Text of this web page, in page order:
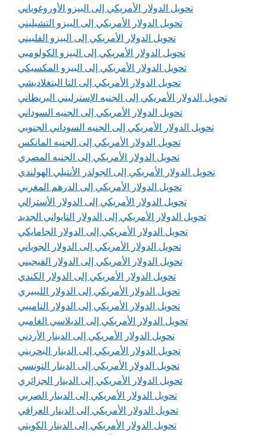
تحويل الدولار الأمريكي إلى البيزو الأوروغوياني
تحويل الدولار الأمريكي إلى البيزو التشيليني
تحويل الدولار الأمريكي إلى البيزو الفلبيني
تحويل الدولار الأمريكي إلى البيزو الكولومبي
تحويل الدولار الأمريكي إلى البيزو المكسيكي
تحويل الدولار الأمريكي إلى التا البنغلاديشي
تحويل الدولار الأمريكي إلى الجنيه الإسترليني البريطاني
تحويل الدولار الأمريكي إلى الجنيه السوداني
تحويل الدولار الأمريكي إلى الجنيه السوداني الجنوبي
تحويل الدولار الأمريكي إلى الجنيه المانكس
تحويل الدولار الأمريكي إلى الجنيه المصري
تحويل الدولار الأمريكي إلى الجولدر الأنتيلي الهولندي
تحويل الدولار الأمريكي إلى الدرهم المغربي
تحويل الدولار الأمريكي إلى الدولار الأسترالي
تحويل الدولار الأمريكي إلى الدولار التايواني الجديد
تحويل الدولار الأمريكي إلى الدولار الجامايكي
تحويل الدولار الأمريكي إلى الدولار الجوياني
تحويل الدولار الأمريكي إلى الدولار الفيجيني
تحويل الدولار الأمريكي إلى الدولار الكندي
تحويل الدولار الأمريكي إلى الدولار الليبيري
تحويل الدولار الأمريكي إلى الدولار الناميبي
تحويل الدولار الأمريكي إلى الديلاسي الغامبي
تحويل الدولار الأمريكي إلى الدينار الأردني
تحويل الدولار الأمريكي إلى الدينار البحريني
تحويل الدولار الأمريكي إلى الدينار التونسي
تحويل الدولار الأمريكي إلى الدينار الجزائري
تحويل الدولار الأمريكي إلى الدينار الصربي
تحويل الدولار الأمريكي إلى الدينار العراقي
تحويل الدولار الأمريكي إلى الدينار الكويتي